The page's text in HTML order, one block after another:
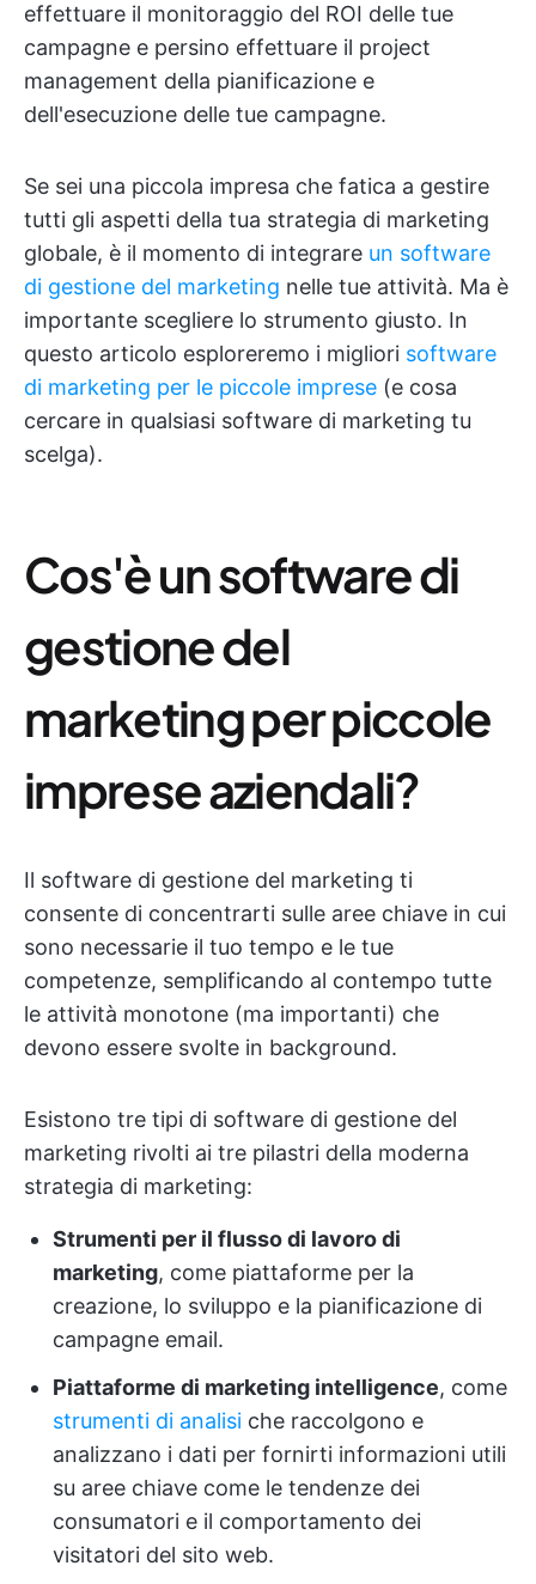
effettuare il monitoraggio del ROI delle tue
campagne e persino effettuare il project
management della pianificazione e
dell'esecuzione delle tue campagne.
Se sei una piccola impresa che fatica a gestire
tutti gli aspetti della tua strategia di marketing
globale, è il momento di integrare un software
di gestione del marketing nelle tue attività. Ma è
importante scegliere lo strumento giusto. In
questo articolo esploreremo i migliori software
di marketing per le piccole imprese (e cosa
cercare in qualsiasi software di marketing tu
scelga).
Cos'è un software di
gestione del
marketing per piccole
imprese aziendali?
Il software di gestione del marketing ti
consente di concentrarti sulle aree chiave in cui
sono necessarie il tuo tempo e le tue
competenze, semplificando al contempo tutte
le attività monotone (ma importanti) che
devono essere svolte in background.
Esistono tre tipi di software di gestione del
marketing rivolti ai tre pilastri della moderna
strategia di marketing:
Strumenti per il flusso di lavoro di
marketing, come piattaforme per la
creazione, lo sviluppo e la pianificazione di
campagne email.
Piattaforme di marketing intelligence, come
strumenti di analisi che raccolgono e
analizzano i dati per fornirti informazioni utili
su aree chiave come le tendenze dei
consumatori e il comportamento dei
visitatori del sito web.